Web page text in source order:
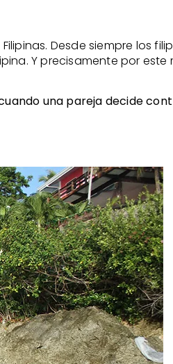
Desde siempre los
Y precisamente por
una pareja decide